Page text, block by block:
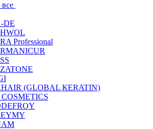
все
DE
Professional
(GLOBAL КЕRATIN)